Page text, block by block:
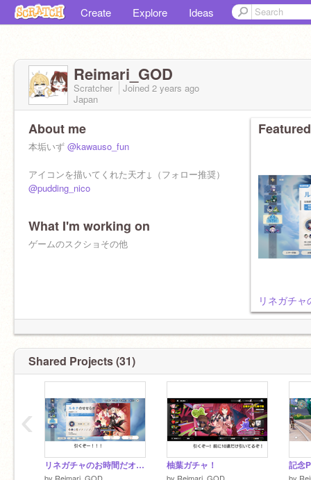
Create Explore Ideas
Reimari_GOD
Scratcher Joined 2 years ago
Japan
About me
本垢いず @kawauso_fun
アイコンを描いてくれた天才↓（フォロー推奨）
@pudding_nico
上に書いてある人の天才のフォローを！！
What I'm working on
ゲームのスクショその他
リネガチ
Shared Projects (31)
リネガチャのお時間だオラァ！！ 柚葉ガチャ！ 記念
‹